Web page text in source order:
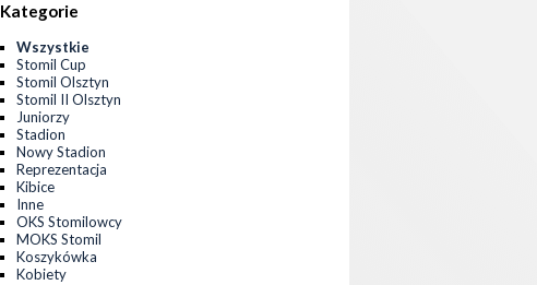
Kategorie
Wszystkie
Stomil Cup
Stomil Olsztyn
Stomil II Olsztyn
Juniorzy
Stadion
Nowy Stadion
Reprezentacja
Kibice
Inne
OKS Stomilowcy
MOKS Stomil
Koszykówka
Kobiety